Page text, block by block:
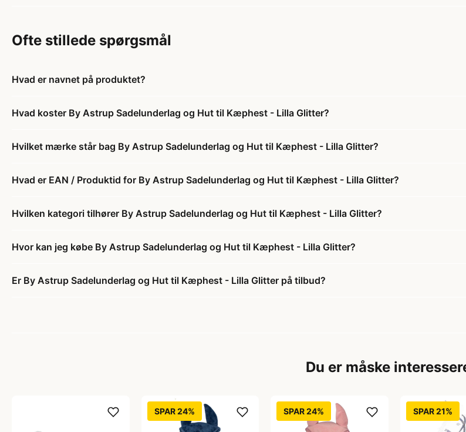
Ofte stillede spørgsmål
Hvad er navnet på produktet?
Hvad koster By Astrup Sadelunderlag og Hut til Kæphest - Lilla Glitter?
Hvilket mærke står bag By Astrup Sadelunderlag og Hut til Kæphest - Lilla Glitter?
Hvad er EAN / Produktid for By Astrup Sadelunderlag og Hut til Kæphest - Lilla Glitter?
Hvilken kategori tilhører By Astrup Sadelunderlag og Hut til Kæphest - Lilla Glitter?
Hvor kan jeg købe By Astrup Sadelunderlag og Hut til Kæphest - Lilla Glitter?
Er By Astrup Sadelunderlag og Hut til Kæphest - Lilla Glitter på tilbud?
Du er måske
SPAR 24% SPAR 24% SPAR 21%